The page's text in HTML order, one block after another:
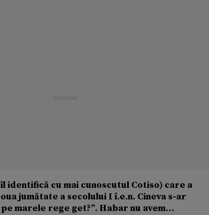
identifică cu mai cunoscutul Cotiso) care a
jumătate a secolului I î.e.n. Cineva s-ar
marele rege get?”. Habar nu avem…